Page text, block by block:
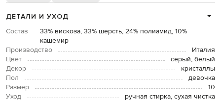
ДЕТАЛИ И УХОД
Состав
33% вискоза, 33% шерсть, 24% полиамид, 10%
кашемир
Производство
Италия
Цвет
серый, белый
Декор
кристаллы
Пол
девочка
Размер
10
Уход
ручная стирка, сухая чистка